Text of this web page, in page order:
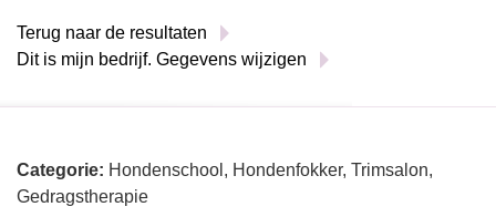
Terug naar de resultaten
Dit is mijn bedrijf. Gegevens wijzigen
Categorie: Hondenschool, Hondenfokker, Trimsalon,
Gedragstherapie